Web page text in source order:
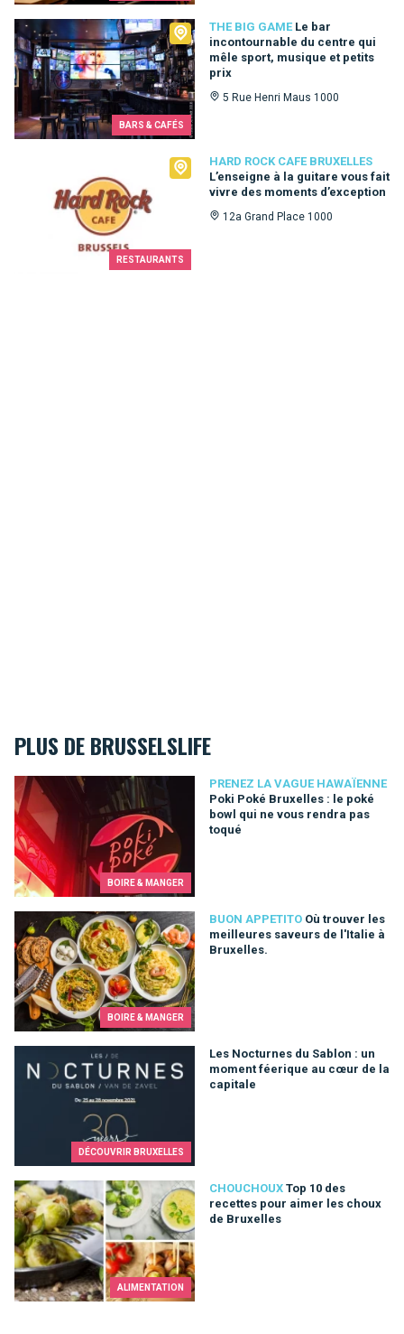
BARS & CAFÉS
THE BIG GAME Le bar
incontournable du centre qui
mêle sport, musique et petits
prix
5 Rue Henri Maus 1000
The Big Game
RESTAURANTS
HARD ROCK CAFE BRUXELLES
L’enseigne à la guitare vous fait
vivre des moments d’exception
12a Grand Place 1000
Hard Rock Cafe Bruxelles
PLUS DE BRUSSELSLIFE
BOIRE & MANGER
PRENEZ LA VAGUE HAWAÏENNE
Poki Poké Bruxelles : le poké
bowl qui ne vous rendra pas
toqué
Poki Poké Bruxelles : le poké bowl qui ne vous rendra pas
BOIRE & MANGER
BUON APPETITO Où trouver les
meilleures saveurs de l'Italie à
Bruxelles.
Où trouver les meilleures saveurs de l'Italie à Bruxelles.
DÉCOUVRIR BRUXELLES
Les Nocturnes du Sablon : un
moment féerique au cœur de la
capitale
Les Nocturnes du Sablon : un moment féerique au cœur de la
ALIMENTATION
CHOUCHOUX Top 10 des
recettes pour aimer les choux
de Bruxelles
Top 10 des recettes pour aimer les choux de Bruxelles